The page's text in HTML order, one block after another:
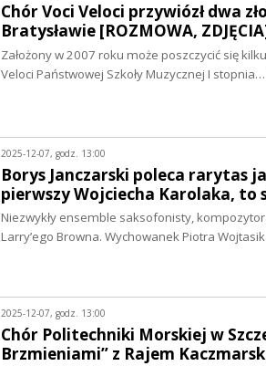
Chór Voci Veloci przywiózł dwa
Bratysławie [ROZMOWA,
Założony w 2007 roku może poszczycić się
Veloci Państwowej Szkoły Muzycznej I stopnia…
2025-12-07, godz. 13:00
Borys Janczarski poleca rarytas
pierwszy Wojciecha Karolaka, to
Niezwykły ensemble saksofonisty,
Larry’ego Browna. Wychowanek Piotra
2025-12-07, godz. 13:00
Chór Politechniki Morskiej w
Brzmieniami” z Rajem